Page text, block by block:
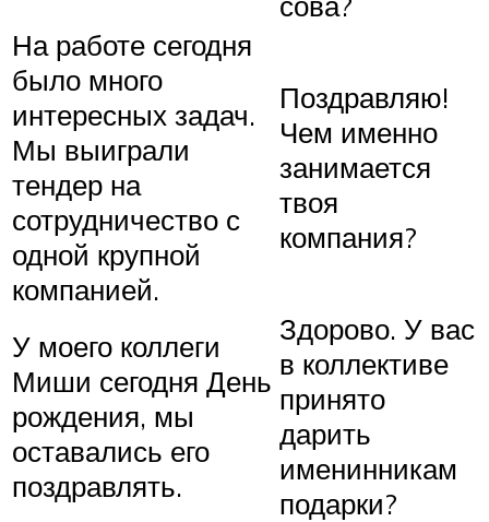
На работе сегодня
было много
интересных задач.
Мы выиграли
тендер на
сотрудничество с
одной крупной
компанией.
Поздравляю!
Чем именно
занимается
твоя
компания?
У моего коллеги
Миши сегодня День
рождения, мы
оставались его
поздравлять.
Здорово. У вас
в коллективе
принято
дарить
именинникам
подарки?